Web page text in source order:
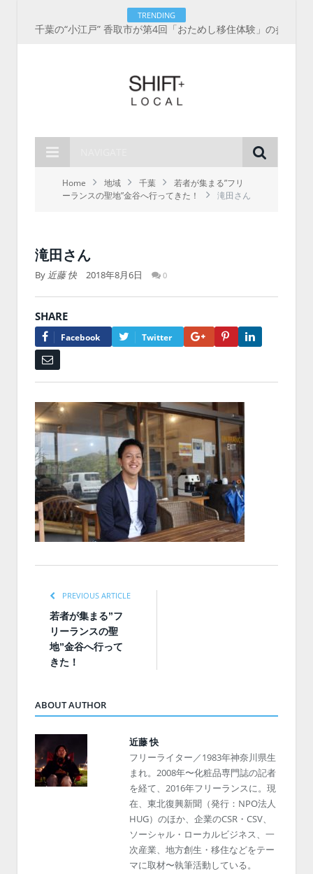
TRENDING
Home 地域 千葉
若者が集まる”フリ
ーランスの聖地”金谷へ行ってきた！
滝田さん
滝田さん
By 近藤 快 2018年8月6日 0
SHARE
Facebook Twitter Google+Pinterest
PREVIOUS ARTICLE
若者が集まる”フ
リーランスの聖
地”金谷へ行って
きた！
ABOUT AUTHOR
近藤 快
フリーライター／1983年神奈川県生
まれ。2008年〜化粧品専門誌の記者
を経て、2016年フリーランスに。現
在、東北復興新聞（発行：NPO法人
HUG）のほか、企業のCSR・CSV、
ソーシャル・ローカルビジネス、一
次産業、地方創生・移住などをテー
マに取材〜執筆活動している。